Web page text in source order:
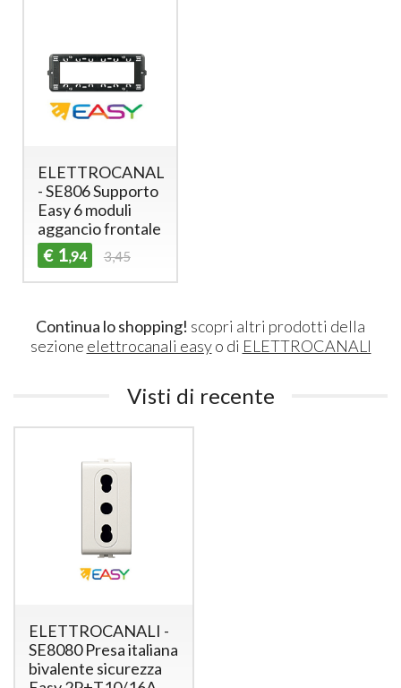
ELETTROCANALI
- SE806 Supporto
Easy 6 moduli
aggancio frontale
€ 1,94 3,45
Continua lo shopping! scopri altri prodotti della
sezione elettrocanali easyo di ELETTROCANALI
Visti di recente
ELETTROCANALI -
SE8080 Presa italiana
bivalente sicurezza